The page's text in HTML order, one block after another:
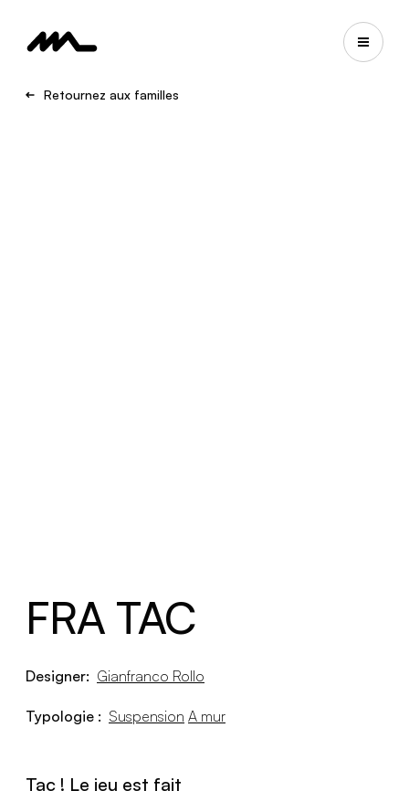
Retournez aux familles
FRA TAC
Designer: Gianfranco Rollo
Typologie : Suspension A mur
Tac ! Le jeu est fait